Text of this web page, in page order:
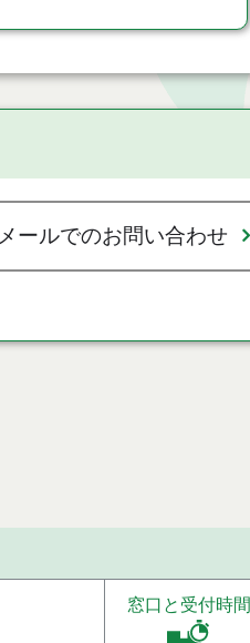
メールでのお問い合わせ
窓口と受付時間